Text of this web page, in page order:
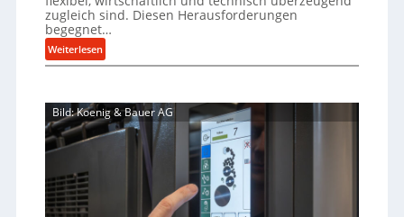
h
b
s
t
p
a
n
n
i
c
t
e
l
l
n
g
e
t
A
t
a
zugleich sind. Diesen Herausforderungen
begegnet…
Weiterlesen:
R
l
l
e
Bild: Koenig & Bauer AG